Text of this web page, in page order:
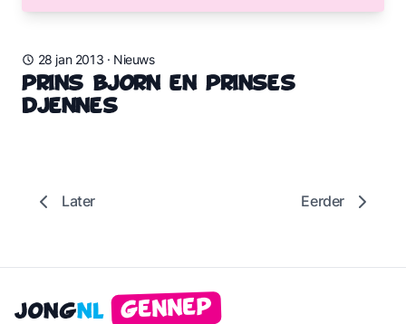
28 jan 2013 · Nieuws
Prins Bjorn en Prinses
Djennes
Later Eerder
JongNL Gennep